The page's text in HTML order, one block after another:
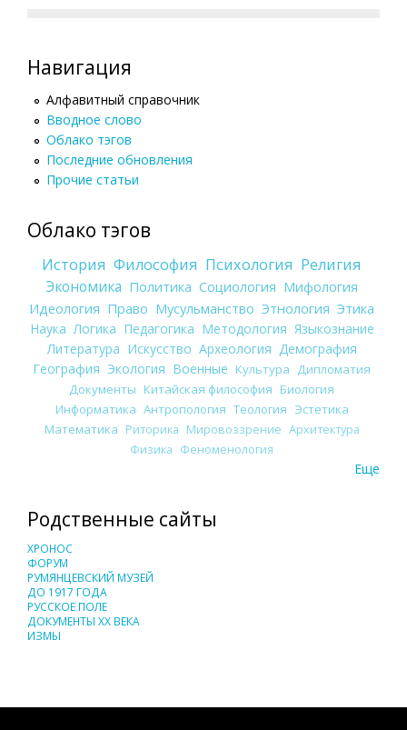
Навигация
Алфавитный справочник
Вводное слово
Облако тэгов
Последние обновления
Прочие статьи
Облако тэгов
История Философия Психология Религия
Экономика Политика Социология Мифология
Идеология Право Мусульманство Этнология Этика
Наука Логика Педагогика Методология Языкознание
Литература Искусство Археология Демография
География Экология Военные Культура
Дипломатия
Документы Китайская философия Биология
Информатика Антропология Теология Эстетика
Математика Риторика Мировоззрение Архитектура
Физика Феноменология
Еще
Родственные сайты
ХРОНОС
ФОРУМ
РУМЯНЦЕВСКИЙ МУЗЕЙ
ДО 1917 ГОДА
РУССКОЕ ПОЛЕ
ДОКУМЕНТЫ XX ВЕКА
ИЗМЫ